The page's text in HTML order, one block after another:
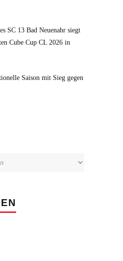
SC 13 Bad Neuenahr siegt
Cube Cup CL 2026 in
Saison mit Sieg gegen